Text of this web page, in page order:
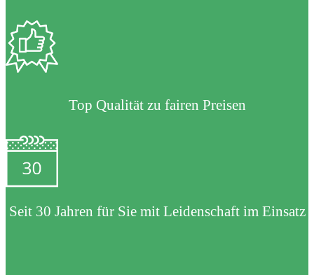
Top Qualität zu fairen Preisen
Seit 30 Jahren für Sie mit Leidenschaft im Einsatz